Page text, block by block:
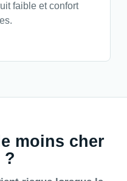
faible et confort
moins cher
?